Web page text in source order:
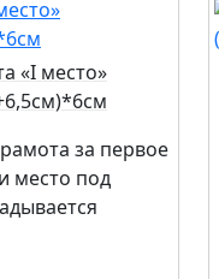
«I место»
за первое
место под